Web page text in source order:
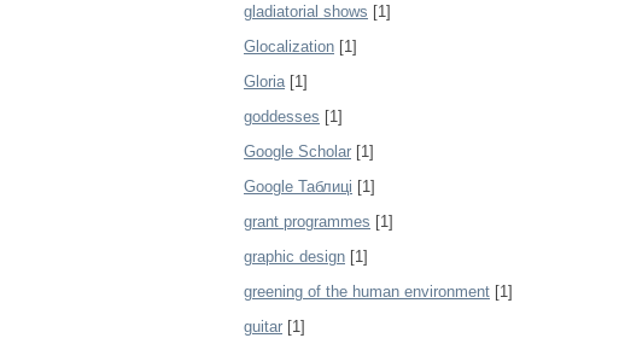
gladiatorial shows [1]
Glocalization [1]
Gloria[1]
goddesses [1]
Google Scholar [1]
Google Таблиці [1]
grant programmes [1]
graphic design [1]
greening of the human environment [1]
guitar [1]